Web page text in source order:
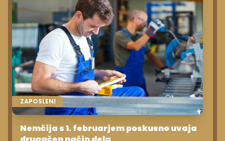
ZAPOSLENI
Nemčija s 1. februarjem poskusno uvaja